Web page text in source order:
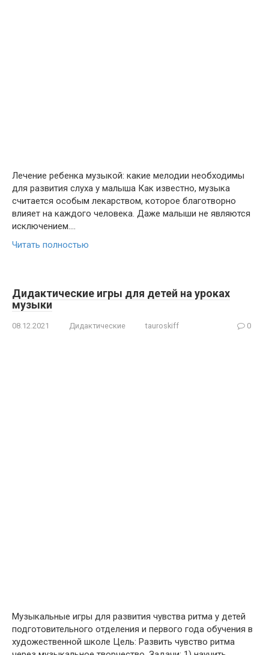
Лечение ребенка музыкой: какие мелодии необходимы
для развития слуха у малыша Как известно, музыка
считается особым лекарством, которое благотворно
влияет на каждого человека. Даже малыши не являются
исключением….
Читать полностью
Дидактические игры для детей на уроках
музыки
08.12.2021 Дидактические tauroskiff 0
Музыкальные игры для развития чувства ритма у детей
подготовительного отделения и первого года обучения в
художественной школе Цель: Развить чувство ритма